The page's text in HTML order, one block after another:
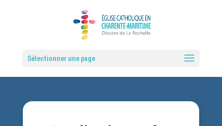
Sélectionner une page